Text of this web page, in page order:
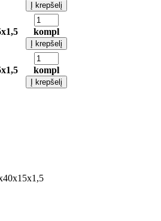
Į krepšelį
kompl
Į krepšelį
kompl
Į krepšelį